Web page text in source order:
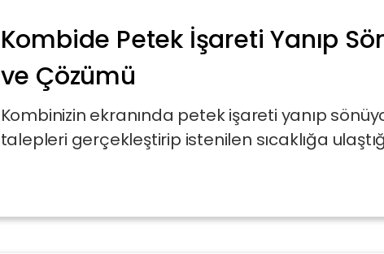
Kombide Petek İşareti Yanıp
ve Çözümü
Kombinizin ekranında petek işareti yanıp
talepleri gerçekleştirip istenilen sıcaklığa